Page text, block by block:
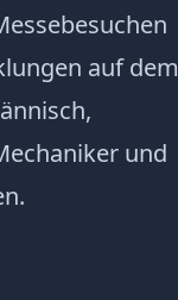
auf dem
und